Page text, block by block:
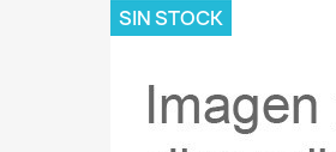
SIN STOCK